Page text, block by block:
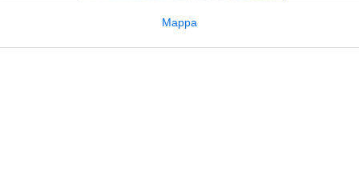
Mappa